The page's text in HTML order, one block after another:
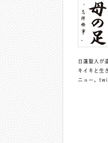
日蓮聖人が
キイキと生
ニュー。